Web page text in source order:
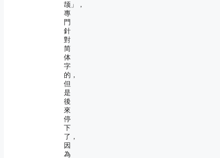
颉」，
專
門
針
對
简
体
字
的，
但
是
後
來
停
下
了，
因
為